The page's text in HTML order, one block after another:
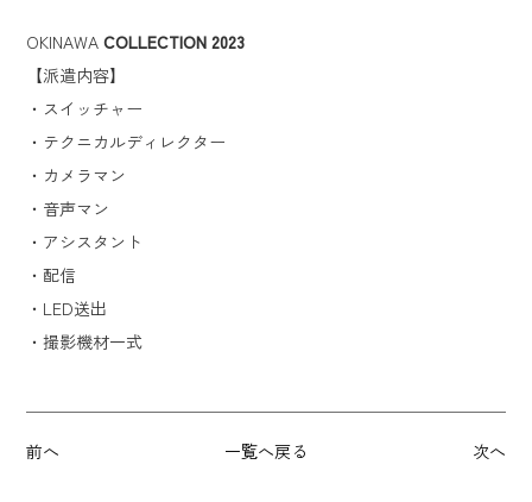
OKINAWACOLLECTION 2023
【派遣内容】
・スイッチャー
・テクニカルディレクター
・カメラマン
・音声マン
・アシスタント
・配信
・LED送出
・撮影機材一式
前へ 一覧へ戻る 次へ